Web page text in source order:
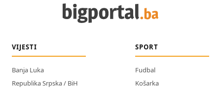
VIJESTI
Banja Luka
Republika Srpska / BiH
SPORT
Fudbal
Košarka